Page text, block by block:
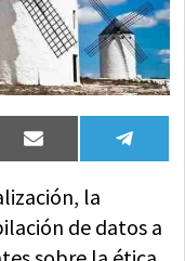
Compartir
en
Email
en
la
de datos a